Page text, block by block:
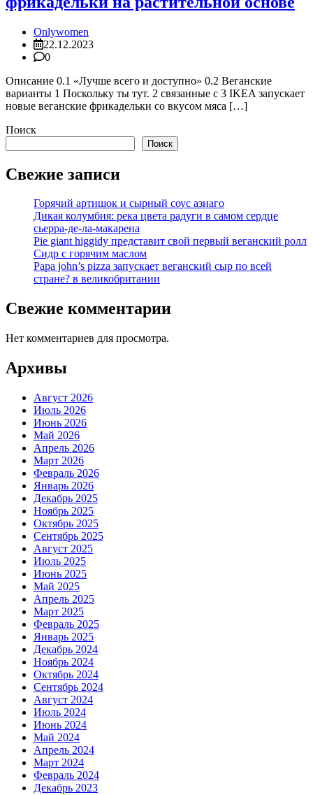
Onlywomen
22.12.2023
0
Описание 0.1 «Лучше всего и доступно» 0.2 Веганские
варианты 1 Поскольку ты тут. 2 связанные с 3 IKEA запускает
новые веганские фрикадельки со вкусом мяса […]
Поиск
Поиск
Свежие записи
Горячий артишок и сырный соус азиаго
Дикая колумбия: река цвета радуги в самом сердце
сьерра-де-ла-макарена
Pie giant higgidy представит свой первый веганский ролл
Сидр с горячим маслом
Papa john’s pizza запускает веганский сыр по всей
стране? в великобритании
Свежие комментарии
Нет комментариев для просмотра.
Архивы
Август 2026
Июль 2026
Июнь 2026
Май 2026
Апрель 2026
Март 2026
Февраль 2026
Январь 2026
Декабрь 2025
Ноябрь 2025
Октябрь 2025
Сентябрь 2025
Август 2025
Июль 2025
Июнь 2025
Май 2025
Апрель 2025
Март 2025
Февраль 2025
Январь 2025
Декабрь 2024
Ноябрь 2024
Октябрь 2024
Сентябрь 2024
Август 2024
Июль 2024
Июнь 2024
Май 2024
Апрель 2024
Март 2024
Февраль 2024
Декабрь 2023